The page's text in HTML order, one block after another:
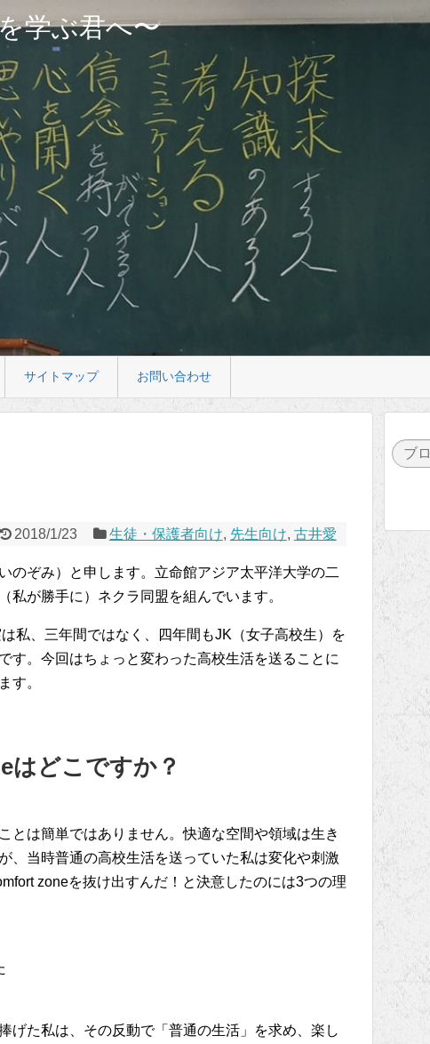
学ぶ君へ〜
サイトマップ お問い合わせ
2018/1/23 生徒・保護者向け, 先生向け, 古井愛
のぞみ）と申します。立命館アジア太平洋大学の二
が勝手に）ネクラ同盟を組んでいます。
私、三年間ではなく、四年間もJK（女子高校生）を
す。今回はちょっと変わった高校生活を送ることに
す。
どこですか？
とは簡単ではありません。快適な空間や領域は生き
、当時普通の高校生活を送っていた私は変化や刺激
zoneを抜け出すんだ！と決意したのには3つの理
げた私は、その反動で「普通の生活」を求め、楽し